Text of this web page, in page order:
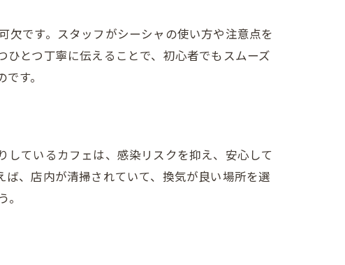
方
です。スタッフがシーシャの使い方や注意点を
とつ丁寧に伝えることで、初心者でもスムーズ
す。
ているカフェは、感染リスクを抑え、安心して
、店内が清掃されていて、換気が良い場所を選